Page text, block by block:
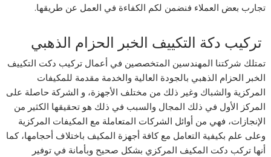
تجارب بعض العملاء فنضمن لكم الكفاءة في العمل عن طريقها.
تركيب دكة التكييف الخبر الحزام الذهبي
تمتلك شركتنا المهندسين المتخصصين في أعمال تركيب دكت التكييف
الخبر الحزام الذهبي بالجودة العالية والخدمة مقدمة للمكيفات
المركزية والشباك وغير ذلك من مختلف الأجهزة، و الشركة حاصلة على
المركز الأول في ذلك المجال والسبب في ذلك هو تحقيقها الكثير من
الإنجازات، فهي من أوائل الشركات المتعاملة مع المكيفات المركزية
وعلى علم بكيفية التعامل مع كافة أجهزة المكيف باختلاف أحجامها، كما
أنها تركب دكت المكيف المركزي بشكل صحيح وبأمانة في توفير